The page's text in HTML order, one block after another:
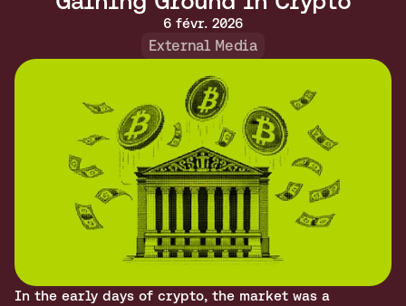
6 févr. 2026
External Media
In the early days of crypto, the market was a